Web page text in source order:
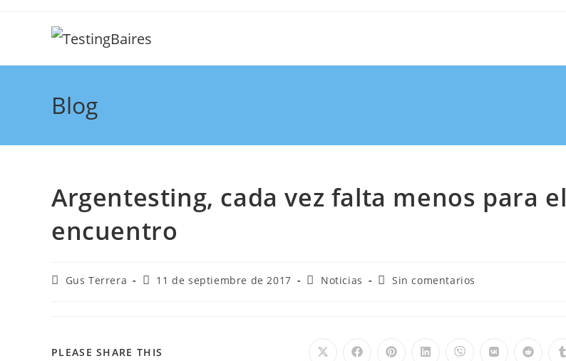
Blog
Argentesting, cada vez falta menos para el
encuentro
Gus Terrera 11 de septiembre de 2017 Noticias Sin comentarios
PLEASE SHARE THIS